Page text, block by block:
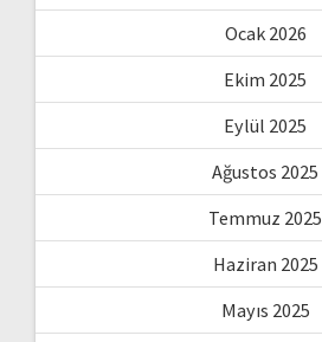
Ocak 2026
Ekim 2025
Eylül 2025
Ağustos 2025
Temmuz 2025
Haziran 2025
Mayıs 2025